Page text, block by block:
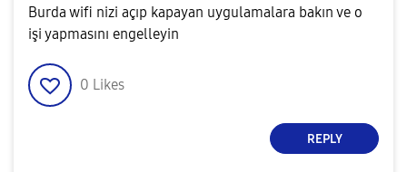
Burda wifi nizi açıp kapayan uygulamalara bakın ve o
işi yapmasını engelleyin
0 Likes
REPLY